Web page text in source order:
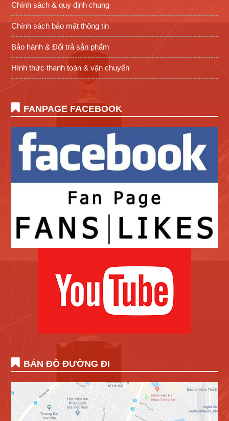
Chính sách & quy định chung
Chính sách bảo mật thông tin
Bảo hành & Đổi trả sản phẩm
Hình thức thanh toán & vận chuyển
FANPAGE FACEBOOK
BẢN ĐỒ ĐƯỜNG ĐI